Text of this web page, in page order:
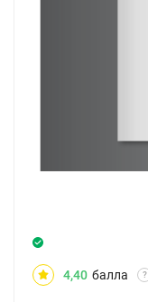
4,40 балла ?